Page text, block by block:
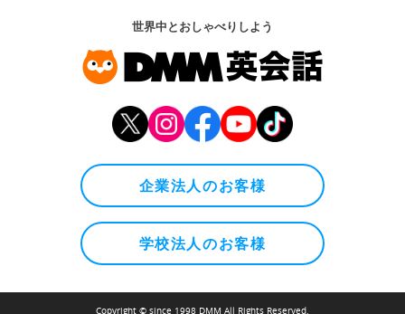
世界中とおしゃべりしよう
企業法人のお客様
学校法人のお客様
Copyright © since 1998 DMM All Rights Reserved.